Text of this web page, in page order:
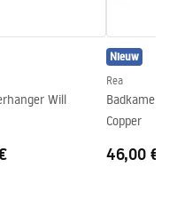
Will
Nieuw
Rea
Copper
46,00 €